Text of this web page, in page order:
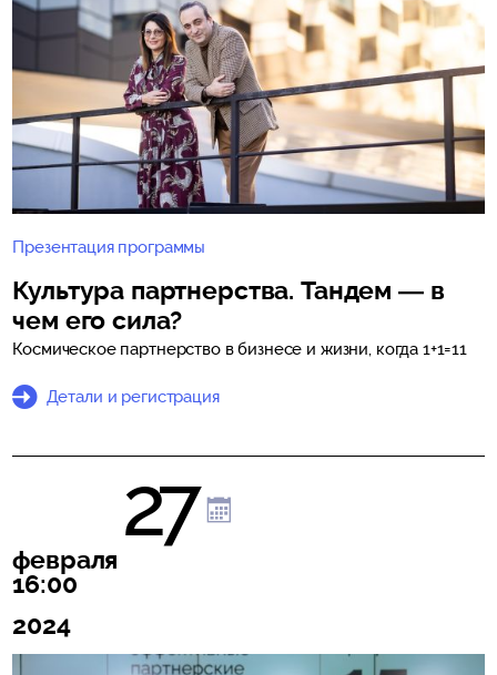
Презентация программы
Культура партнерства. Тандем — в
чем его сила?
Космическое партнерство в бизнесе и жизни, когда 1+1=11
Детали и регистрация
27
февраля
16:00
2024